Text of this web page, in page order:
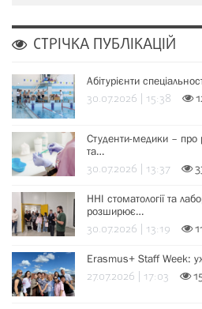
СТРІЧКА ПУБЛІКАЦІЙ
Абітурієнти
30.07.2026 | 15:38
Студенти-медики – про
та…
30.07.2026 | 13:37
ННІ стоматології та
розширює…
30.07.2026 | 13:19
Erasmus+ Staff Week:
27.07.2026 | 17:03